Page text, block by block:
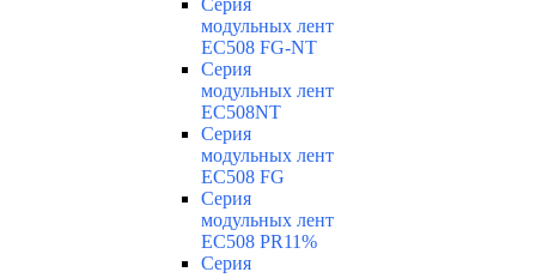
Серия
модульных лент
EC508 FG-NT
Серия
модульных лент
EC508NT
Серия
модульных лент
EC508 FG
Серия
модульных лент
EC508 PR11%
Серия